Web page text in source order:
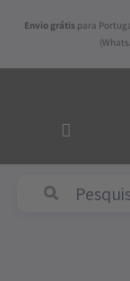
Envio grátis para